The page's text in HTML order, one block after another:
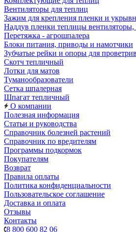
Вентиляторы для теплиц
Зажим для крепления пленки и
Наддув пленки теплицы вентиляторы,
Перетяжка - агрошпалера
Блоки питания, приводы и намотчики
Зубчатые рейки и опоры для
Скотч тепличный
Лотки для матов
Туманообразователи
Сетка шпалерная
Шпагат тепличный
О компании
Полезная информация
Статьи и руководства
Справочник болезней растений
Справочник по вредителям
Программы подкормок
Покупателям
Возврат
Правила оплаты
Политика конфиденциальности
Пользовательское соглашение
Доставка и оплата
Отзывы
Контакты
8 800 600 82 06